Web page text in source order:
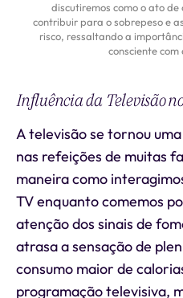
discutiremos como o ato
contribuir para o sobrepeso e
risco, ressaltando a
consciente
Influência da Televisão
A televisão se tornou
nas refeições de muitas
maneira como
TV enquanto comemos
atenção dos sinais de
atrasa a sensação de
consumo maior de
programação televisiva,